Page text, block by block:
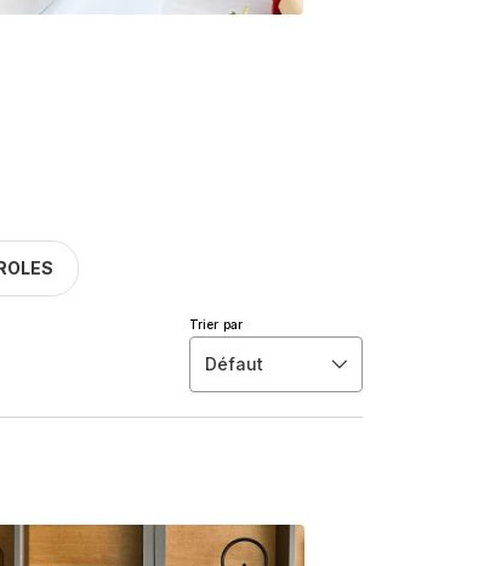
Trier par
Défaut